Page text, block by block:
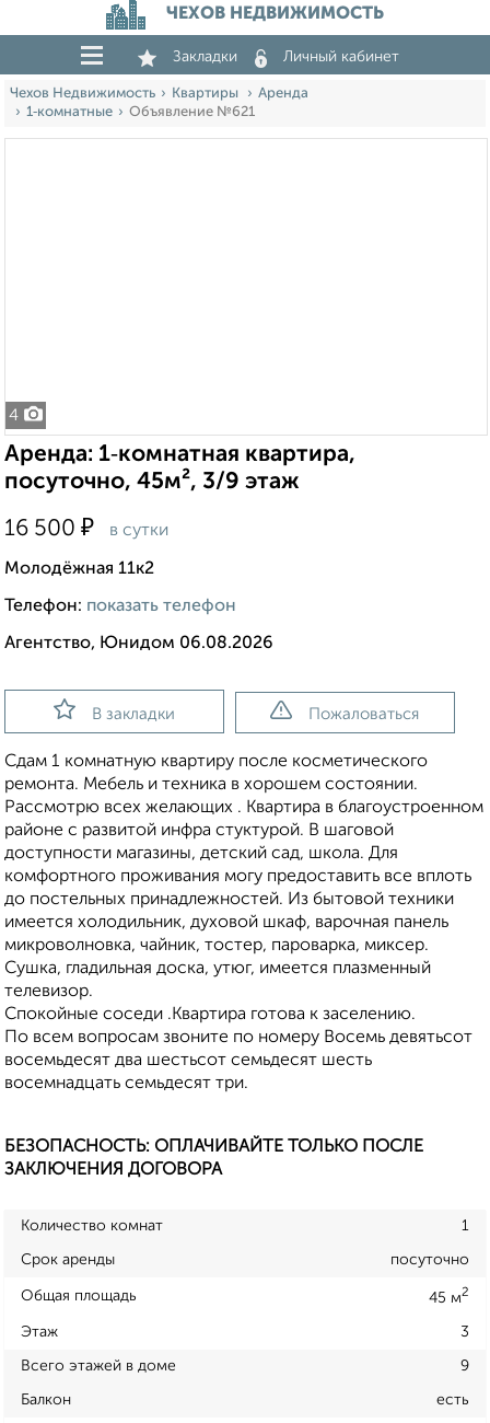
ЧЕХОВ НЕДВИЖИМОСТЬ
Закладки Личный кабинет
Чехов Недвижимость Квартиры
Аренда
1‑комнатные
Объявление №621
4
Аренда: 1‑комнатная квартира,
посуточно, 45м², 3/9 этаж
16 500 ₽ в сутки
Молодёжная 11к2
Телефон: показать телефон
Агентство, Юнидом 06.08.2026
В закладки Пожаловаться
Сдам 1 комнатную квартиру после косметического
ремонта. Мебель и техника в хорошем состоянии.
Рассмотрю всех желающих . Квартира в благоустроенном
районе с развитой инфра стуктурой. В шаговой
доступности магазины, детский сад, школа. Для
комфортного проживания могу предоставить все вплоть
до постельных принадлежностей. Из бытовой техники
имеется холодильник, духовой шкаф, варочная панель
микроволновка, чайник, тостер, пароварка, миксер.
Сушка, гладильная доска, утюг, имеется плазменный
телевизор.
Спокойные соседи .Квартира готова к заселению.
По всем вопросам звоните по номеру Восемь девятьсот
восемьдесят два шестьсот семьдесят шесть
восемнадцать семьдесят три.
БЕЗОПАСНОСТЬ: ОПЛАЧИВАЙТЕ ТОЛЬКО ПОСЛЕ
ЗАКЛЮЧЕНИЯ ДОГОВОРА
Количество комнат 1
Срок аренды посуточно
Общая площадь 45 м2
Этаж 3
Всего этажей в доме 9
Балкон есть